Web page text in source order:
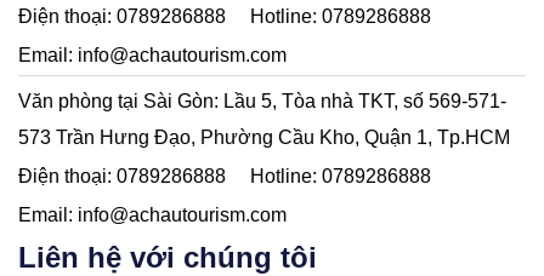
Điện thoại: 0789286888 Hotline: 0789286888
Email: info@achautourism.com
Văn phòng tại Sài Gòn: Lầu 5, Tòa nhà TKT, số 569-571-
573 Trần Hưng Đạo, Phường Cầu Kho, Quận 1, Tp.HCM
Điện thoại: 0789286888 Hotline: 0789286888
Email: info@achautourism.com
Liên hệ với chúng tôi